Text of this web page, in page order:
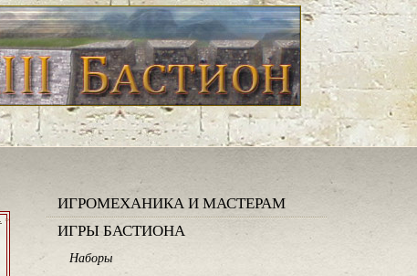
»
ИГРОМЕХАНИКА И МАСТЕРАМ
ИГРЫ БАСТИОНА
Наборы